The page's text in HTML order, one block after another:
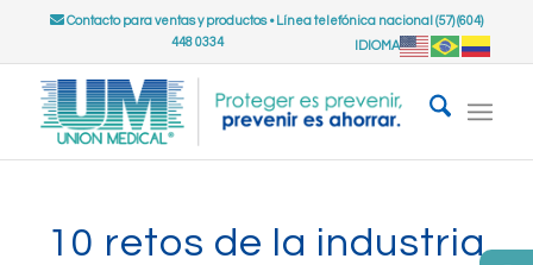
Contacto para ventas y productos• Línea telefónica nacional (57) (604)
448 0334
IDIOMA
10 retos de la industria